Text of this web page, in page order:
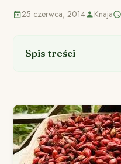
25 czerwca, 2014 Knaja
Spis treści